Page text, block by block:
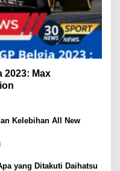
2023: Max
Kelebihan All New
yang Ditakuti Daihatsu